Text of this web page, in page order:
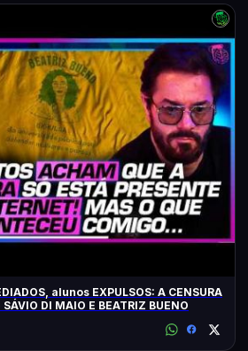
alunos EXPULSOS: A CENSURA
DI MAIO E BEATRIZ BUENO